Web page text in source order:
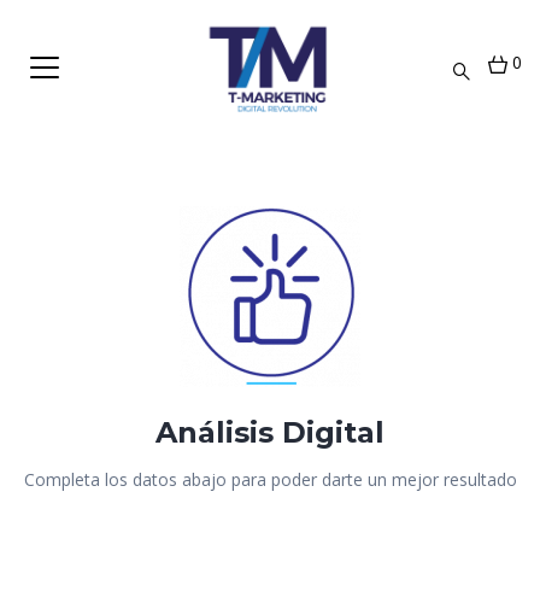
0
Análisis Digital
Completa los datos abajo para poder darte un mejor resultado